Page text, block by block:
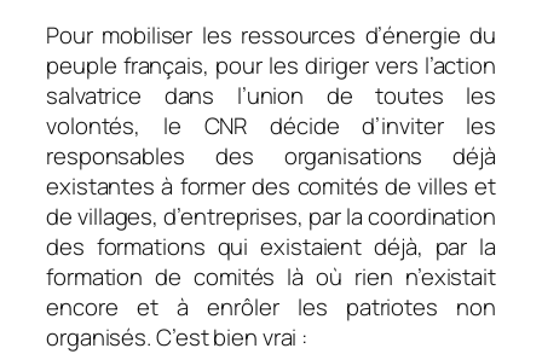
Pour mobiliser les ressources d’énergie du
peuple français, pour les diriger vers l’action
salvatrice dans l’union de toutes les
volontés, le CNR décide d’inviter les
responsables des organisations déjà
existantes à former des comités de villes et
de villages, d’entreprises, par la coordination
des formations qui existaient déjà, par la
formation de comités là où rien n’existait
encore et à enrôler les patriotes non
organisés. C’est bien vrai :